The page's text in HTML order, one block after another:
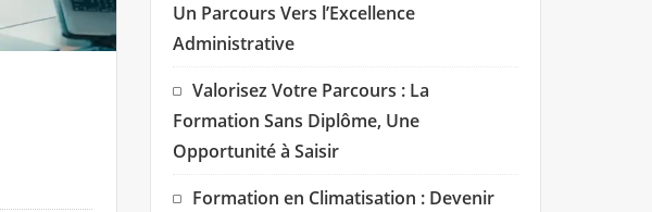
Un Parcours Vers l’Excellence
Administrative
Valorisez Votre Parcours : La
Formation Sans Diplôme, Une
Opportunité à Saisir
Formation en Climatisation : Devenir